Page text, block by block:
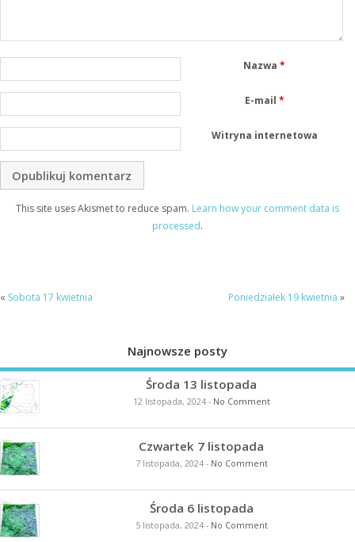
Nazwa*
E-mail *
Witryna internetowa
This site uses Akismet to reduce spam. Learn how your comment data is
processed.
« Sobota 17 kwietnia Poniedziałek 19 kwietnia »
Najnowsze posty
Środa 13 listopada
12 listopada, 2024- No Comment
Czwartek 7 listopada
7 listopada, 2024- No Comment
Środa 6 listopada
5 listopada, 2024- No Comment